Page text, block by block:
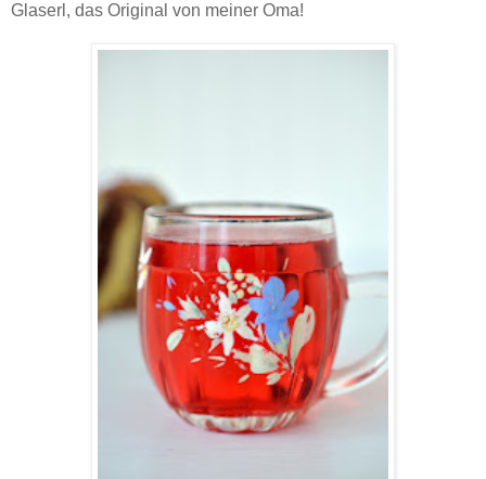
Glaserl, das Original von meiner Oma!